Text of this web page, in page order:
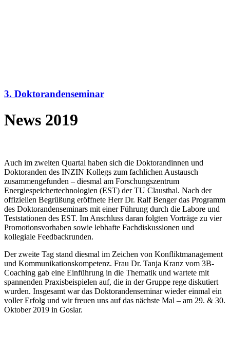
3. Doktorandenseminar
News 2019
Auch im zweiten Quartal haben sich die Doktorandinnen und
Doktoranden des INZIN Kollegs zum fachlichen Austausch
zusammengefunden – diesmal am Forschungszentrum
Energiespeichertechnologien (EST) der TU Clausthal. Nach der
offiziellen Begrüßung eröffnete Herr Dr. Ralf Benger das Programm
des Doktorandenseminars mit einer Führung durch die Labore und
Teststationen des EST. Im Anschluss daran folgten Vorträge zu vier
Promotionsvorhaben sowie lebhafte Fachdiskussionen und
kollegiale Feedbackrunden.
Der zweite Tag stand diesmal im Zeichen von Konfliktmanagement
und Kommunikationskompetenz. Frau Dr. Tanja Kranz vom 3B-
Coaching gab eine Einführung in die Thematik und wartete mit
spannenden Praxisbeispielen auf, die in der Gruppe rege diskutiert
wurden. Insgesamt war das Doktorandenseminar wieder einmal ein
voller Erfolg und wir freuen uns auf das nächste Mal – am 29. & 30.
Oktober 2019 in Goslar.